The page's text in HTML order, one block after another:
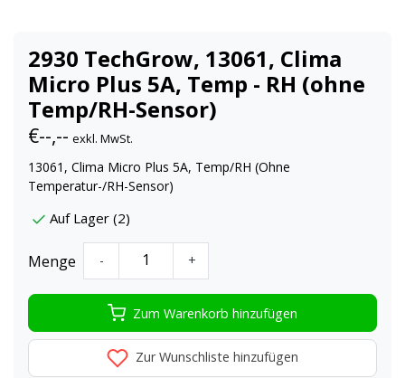
2930 TechGrow, 13061, Clima
Micro Plus 5A, Temp - RH (ohne
Temp/RH-Sensor)
€--,-- exkl. MwSt.
13061, Clima Micro Plus 5A, Temp/RH (Ohne
Temperatur-/RH-Sensor)
Auf Lager (2)
Menge - +
Zum Warenkorb hinzufügen
Zur Wunschliste hinzufügen